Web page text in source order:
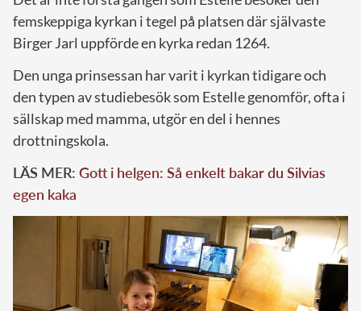
femskeppiga kyrkan i tegel på platsen där självaste
Birger Jarl uppförde en kyrka redan 1264.
Den unga prinsessan har varit i kyrkan tidigare och
den typen av studiebesök som Estelle genomför, ofta i
sällskap med mamma, utgör en del i hennes
drottningskola.
LÄS MER: Gott i helgen: Så enkelt bakar du Silvias
egen kaka